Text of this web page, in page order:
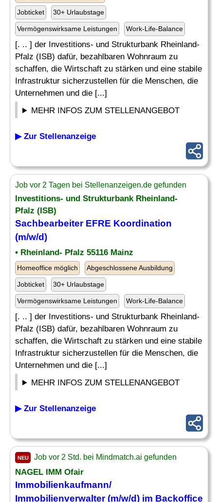
Jobticket 30+ Urlaubstage
Vermögenswirksame Leistungen Work-Life-Balance
[. .. ] der Investitions- und Strukturbank Rheinland-
Pfalz (ISB) dafür, bezahlbaren Wohnraum zu
schaffen, die Wirtschaft zu stärken und eine stabile
Infrastruktur sicherzustellen für die Menschen, die
Unternehmen und die [...]
MEHR INFOS ZUM STELLENANGEBOT
▶ Zur Stellenanzeige
Job vor 2 Tagen bei Stellenanzeigen.de gefunden
Investitions- und Strukturbank Rheinland-
Pfalz (ISB)
Sachbearbeiter EFRE Koordination
(m/w/d)
• Rheinland- Pfalz 55116 Mainz
Homeoffice möglich Abgeschlossene Ausbildung
Jobticket 30+ Urlaubstage
Vermögenswirksame Leistungen Work-Life-Balance
[. .. ] der Investitions- und Strukturbank Rheinland-
Pfalz (ISB) dafür, bezahlbaren Wohnraum zu
schaffen, die Wirtschaft zu stärken und eine stabile
Infrastruktur sicherzustellen für die Menschen, die
Unternehmen und die [...]
MEHR INFOS ZUM STELLENANGEBOT
▶ Zur Stellenanzeige
NEU Job vor 2 Std. bei Mindmatch.ai gefunden
NAGEL IMM Ofair
Immobilienkaufmann/
Immobilienverwalter (m/w/d) im Backoffice